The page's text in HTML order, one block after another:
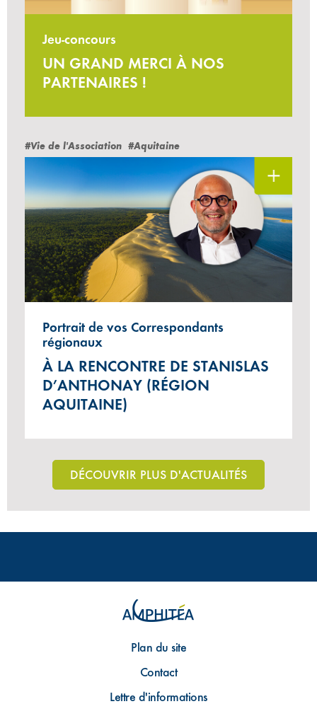
Jeu-concours
UN GRAND MERCI À NOS
PARTENAIRES !
#Vie de l'Association #Aquitaine
Portrait de vos Correspondants
régionaux
À LA RENCONTRE DE STANISLAS
D’ANTHONAY (RÉGION
AQUITAINE)
DÉCOUVRIR PLUS D'ACTUALITÉS
Plan du site
Contact
Lettre d'informations